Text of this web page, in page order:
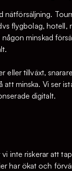
flygbolag,
minskad
eller tillväxt,
minska. Vi ser
digitalt.
inte riskerar att
har ökat och